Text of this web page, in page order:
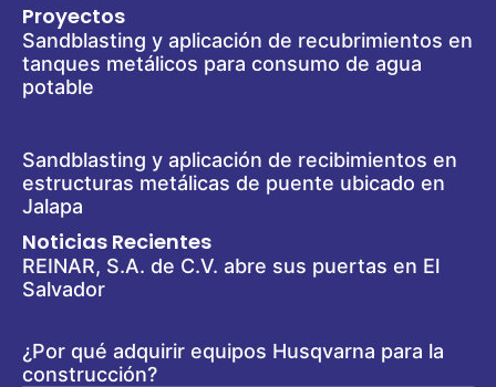
Proyectos
Sandblasting y aplicación de recubrimientos en
tanques metálicos para consumo de agua
potable
Sandblasting y aplicación de recibimientos en
estructuras metálicas de puente ubicado en
Jalapa
Noticias Recientes
REINAR, S.A. de C.V. abre sus puertas en El
Salvador
¿Por qué adquirir equipos Husqvarna para la
construcción?